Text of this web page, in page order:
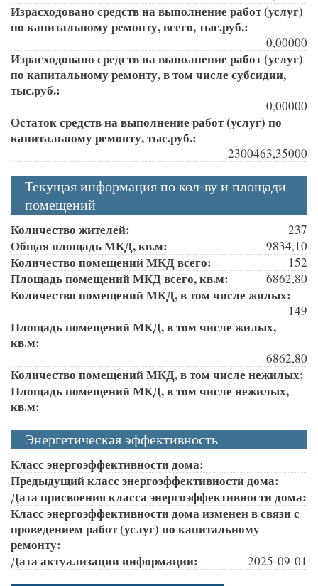
Израсходовано средств на выполнение работ (услуг)
по капитальному ремонту, всего, тыс.руб.:
0,00000
Израсходовано средств на выполнение работ (услуг)
по капитальному ремонту, в том числе субсидии,
тыс.руб.:
0,00000
Остаток средств на выполнение работ (услуг) по
капитальному ремонту, тыс.руб.:
2300463,35000
Текущая информация по кол-ву и площади
помещений
Количество жителей: 237
Общая площадь МКД, кв.м: 9834,10
Количество помещений МКД всего: 152
Площадь помещений МКД всего, кв.м: 6862,80
Количество помещений МКД, в том числе жилых:
149
Площадь помещений МКД, в том числе жилых,
кв.м:
6862,80
Количество помещений МКД, в том числе нежилых:
Площадь помещений МКД, в том числе нежилых,
кв.м:
Энергетическая эффективность
Класс энергоэффективности дома:
Предыдущий класс энергоэффективности дома:
Дата присвоения класса энергоэффективности дома:
Класс энергоэффективности дома изменен в связи с
проведением работ (услуг) по капитальному
ремонту:
Дата актуализации информации:
2025-09-01